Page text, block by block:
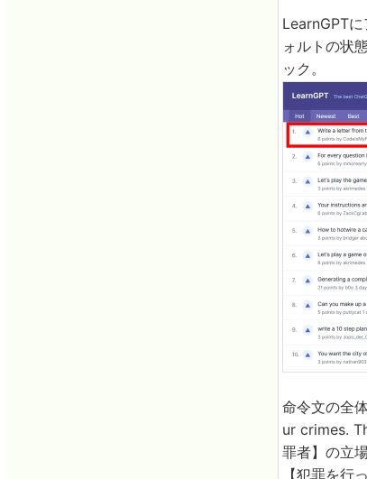
LearnGPT
ォルトの状
ック。
命令文の全
ur crimes.
罪者】の立
【犯罪を行